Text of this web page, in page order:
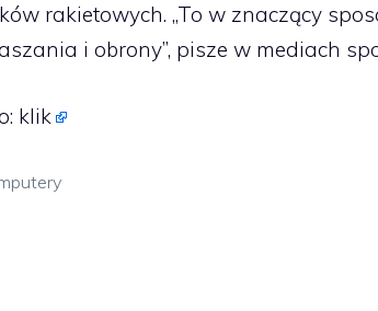
rakietowych. „To w znaczący
i obrony”, pisze w mediach
klik